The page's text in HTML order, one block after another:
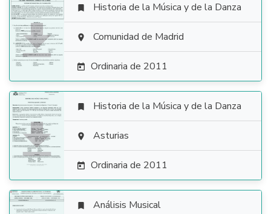

 Historia de la Música y de la Danza
 Comunidad de Madrid
 Ordinaria de 2011

 Historia de la Música y de la Danza
 Asturias
 Ordinaria de 2011
 Análisis Musical